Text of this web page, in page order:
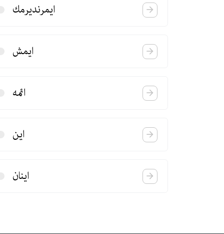
ایمرندیرمك
ایمش
ائمه
این
اینان